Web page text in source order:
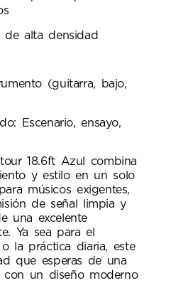
de alta densidad
(guitarra, bajo,
Escenario, ensayo,
18.6ft Azul combina
y estilo en un solo
músicos exigentes,
de señal limpia y
una excelente
Ya sea para el
la práctica diaria, este
que esperas de una
con un diseño moderno